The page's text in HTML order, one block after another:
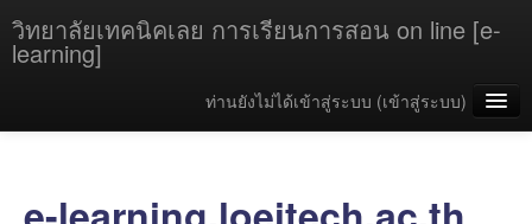
วิทยาลัยเทคนิคเลย การเรียนการสอน on line [e-
learning]
ท่านยังไม่ได้เข้าสู่ระบบ (เข้าสู่ระบบ)